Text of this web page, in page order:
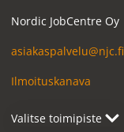
Nordic JobCentre Oy
asiakaspalvelu@njc.fi
Ilmoituskanava